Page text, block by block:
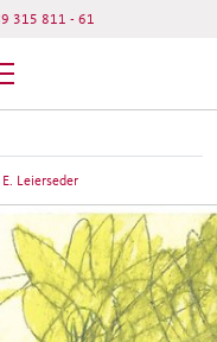
315 811 - 61
Leierseder